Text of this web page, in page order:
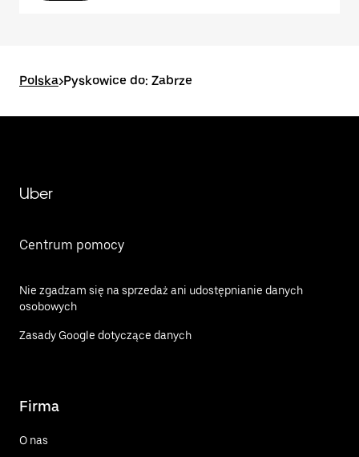
Polska>Pyskowice do: Zabrze
Uber
Centrum pomocy
Nie zgadzam się na sprzedaż ani udostępnianie danych
osobowych
Zasady Google dotyczące danych
Firma
O nas